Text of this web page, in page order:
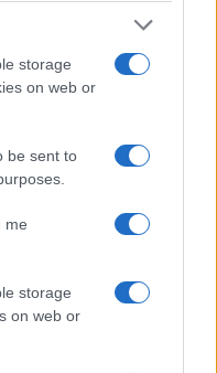
storage
on web or
be sent to
me
storage
on web or
«Σπίτι μου ΙΙ»; Τι